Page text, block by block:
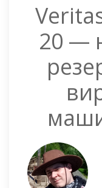
20 —